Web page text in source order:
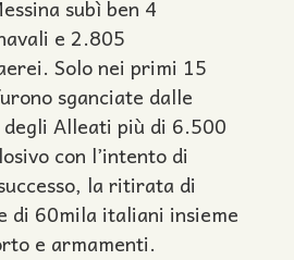
subì ben 4
e 2.805
Solo nei primi 15
sganciate dalle
Alleati più di 6.500
con l’intento di
la ritirata di
di 60mila italiani insieme
e armamenti.